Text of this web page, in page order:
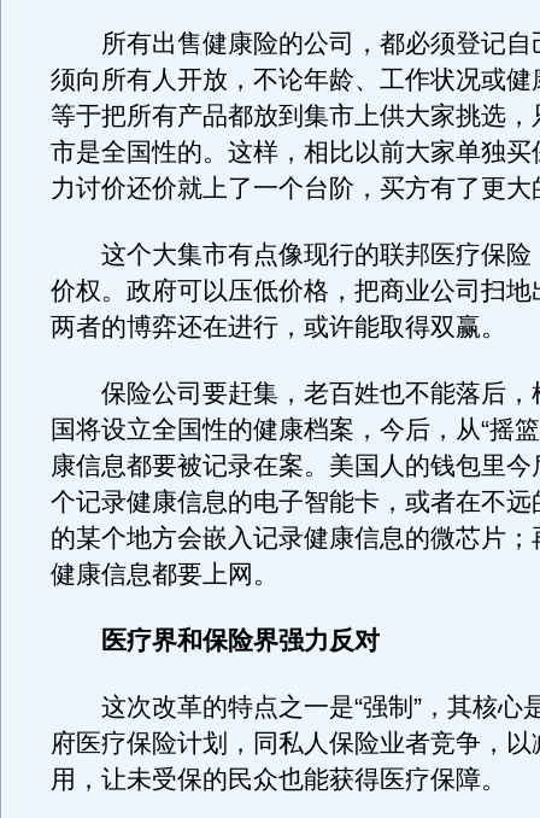
所有出售健康险的公司，都必须登记自
须向所有人开放，不论年龄、工作状况或健
等于把所有产品都放到集市上供大家挑选，
市是全国性的。这样，相比以前大家单独买
力讨价还价就上了一个台阶，买方有了更大
这个大集市有点像现行的联邦医疗保险
价权。政府可以压低价格，把商业公司扫地
两者的博弈还在进行，或许能取得双赢。
保险公司要赶集，老百姓也不能落后，
国将设立全国性的健康档案，今后，从“摇
康信息都要被记录在案。美国人的钱包里
个记录健康信息的电子智能卡，或者在不远
的某个地方会嵌入记录健康信息的微芯片；
健康信息都要上网。
医疗界和保险界强力反对
这次改革的特点之一是“强制”，其核心
府医疗保险计划，同私人保险业者竞争，以
用，让未受保的民众也能获得医疗保障。